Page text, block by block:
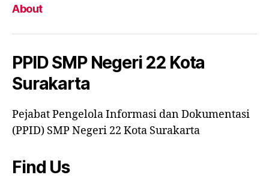
About
PPID SMP Negeri 22 Kota
Surakarta
Pejabat Pengelola Informasi dan Dokumentasi
(PPID) SMP Negeri 22 Kota Surakarta
Find Us